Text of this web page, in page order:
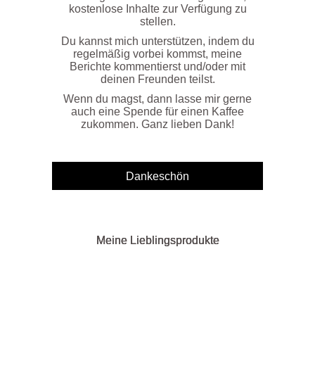
kostenlose Inhalte zur Verfügung zu
stellen.
Du kannst mich unterstützen, indem du
regelmäßig vorbei kommst, meine
Berichte kommentierst und/oder mit
deinen Freunden teilst.
Wenn du magst, dann lasse mir gerne
auch eine Spende für einen Kaffee
zukommen. Ganz lieben Dank!
Meine Lieblingsprodukte